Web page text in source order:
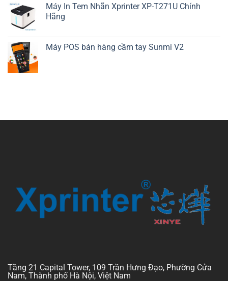
Máy In Tem Nhãn Xprinter XP-T271U Chính
Hãng
Máy POS bán hàng cầm tay Sunmi V2
Tầng 21 Capital Tower, 109 Trần Hưng Đạo, Phường Cửa
Nam, Thành phố Hà Nội, Việt Nam